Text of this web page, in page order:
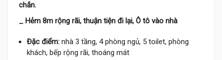
chắn.
_ Hẻm 8m rộng rãi, thuận tiện đi lại, Ô tô vào nhà
Đặc điểm: nhà 3 tầng, 4 phòng ngủ, 5 toilet, phòng
khách, bếp rộng rãi, thoáng mát